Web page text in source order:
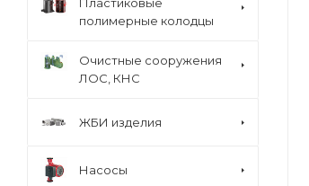
полимерные колодцы
Очистные сооружения
ЛОС, КНС
ЖБИ изделия
Насосы